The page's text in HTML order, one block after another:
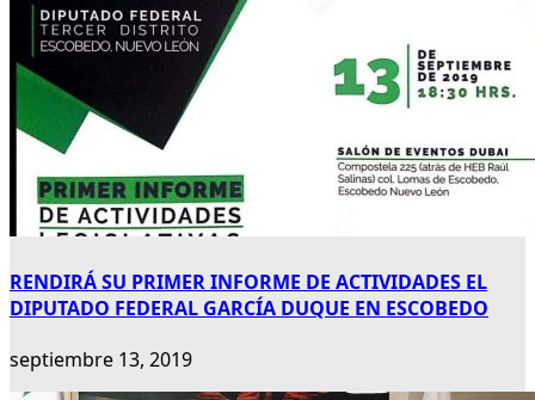
RENDIRÁ SU PRIMER INFORME DE ACTIVIDADES EL
DIPUTADO FEDERAL GARCÍA DUQUE EN ESCOBEDO
septiembre 13, 2019